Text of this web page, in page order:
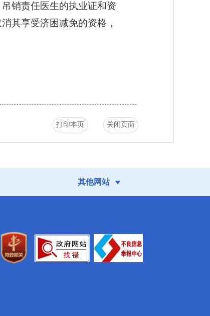
销责任医生的执业证和资
其享受济困减免的资格，
打印本页 关闭页面
其他网站